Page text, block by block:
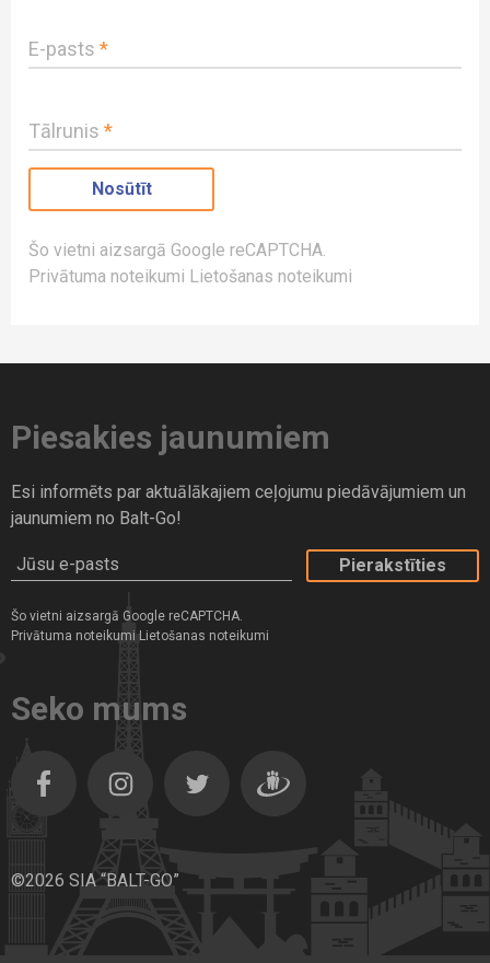
E-pasts *
Tālrunis *
Šo vietni aizsargā Google reCAPTCHA.
Privātuma noteikumi Lietošanas noteikumi
Piesakies jaunumiem
Esi informēts par aktuālākajiem ceļojumu piedāvājumiem un
jaunumiem no Balt-Go!
Jūsu e-pasts
Šo vietni aizsargā Google reCAPTCHA.
Privātuma noteikumi Lietošanas noteikumi
Seko mums
©2026 SIA “BALT-GO”